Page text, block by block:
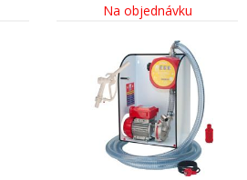
Na objednávku